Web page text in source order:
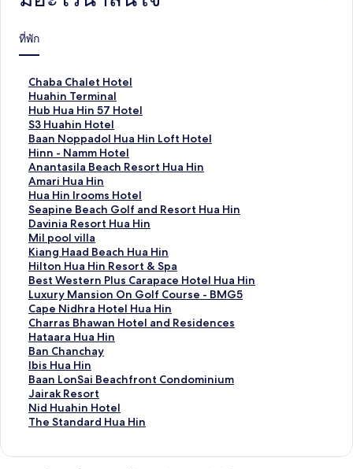
ที่พัก
Chaba Chalet Hotel
ลิ
ง
ก์
ม
า
ต
ร
ฐ
า
น
สำ
ห
รั
บ
C
h
a
b
a
C
h
a
l
e
t
Huahin Terminal
ลิ
ง
ก์
ม
า
ต
ร
ฐ
า
น
สำ
ห
รั
บ
H
u
a
h
i
n
T
e
r
m
Hub Hua Hin 57 Hotel
ลิ
ง
ก์
ม
า
ต
ร
ฐ
า
น
สำ
ห
รั
บ
H
u
b
H
u
a
H
i
n
S3 Huahin Hotel
ลิ
ง
ก์
ม
า
ต
ร
ฐ
า
น
สำ
ห
รั
บ
S
3
H
u
a
h
i
n
Baan Noppadol Hua Hin Loft Hotel
ลิ
ง
ก์
ม
า
ต
ร
ฐ
า
น
สำ
ห
รั
บ
B
a
a
n
N
o
p
Hinn - Namm Hotel
ลิ
ง
ก์
ม
า
ต
ร
ฐ
า
น
สำ
ห
รั
บ
H
i
n
n
-
N
Anantasila Beach Resort Hua Hin
ลิ
ง
ก์
ม
า
ต
ร
ฐ
า
น
สำ
ห
รั
บ
A
n
a
n
t
Amari Hua Hin
ลิ
ง
ก์
ม
า
ต
ร
ฐ
า
น
สำ
ห
รั
บ
A
m
a
r
Hua Hin Irooms Hotel
ลิ
ง
ก์
ม
า
ต
ร
ฐ
า
น
สำ
ห
รั
บ
H
u
a
Seapine Beach Golf and Resort Hua Hin
ลิ
ง
ก์
ม
า
ต
ร
ฐ
า
น
สำ
ห
รั
บ
S
e
Davinia Resort Hua Hin
ลิ
ง
ก์
ม
า
ต
ร
ฐ
า
น
สำ
ห
รั
บ
D
Mil pool villa
ลิ
ง
ก์
ม
า
ต
ร
ฐ
า
น
สำ
ห
รั
บ
Kiang Haad Beach Hua Hin
ลิ
ง
ก์
ม
า
ต
ร
ฐ
า
น
สำ
ห
รั
Hilton Hua Hin Resort & Spa
ลิ
ง
ก์
ม
า
ต
ร
ฐ
า
น
สำ
ห
Best Western Plus Carapace Hotel Hua Hin
ลิ
ง
ก์
ม
า
ต
ร
ฐ
า
น
สำ
Luxury Mansion On Golf Course - BMG5
ลิ
ง
ก์
ม
า
ต
ร
ฐ
า
น
Cape Nidhra Hotel Hua Hin
ลิ
ง
ก์
ม
า
ต
ร
ฐ
า
Charras Bhawan Hotel and Residences
ลิ
ง
ก์
ม
า
ต
ร
ฐ
Hataara Hua Hin
ลิ
ง
ก์
ม
า
ต
ร
Ban Chanchay
ลิ
ง
ก์
ม
า
ต
Ibis Hua Hin
ลิ
ง
ก์
ม
า
Baan LonSai Beachfront Condominium
ลิ
ง
ก์
ม
Jairak Resort
ลิ
ง
ก์
Nid Huahin Hotel
ลิ
ง
The Standard Hua Hin
ลิ